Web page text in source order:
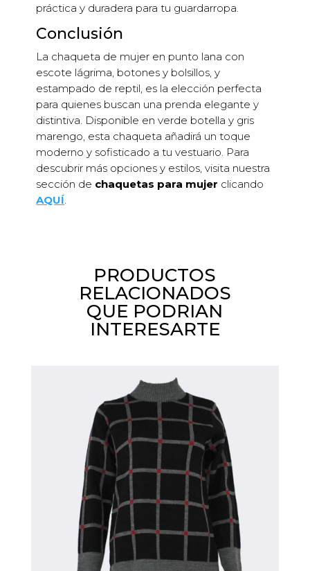
práctica y duradera para tu guardarropa.
Conclusión
La chaqueta de mujer en punto lana con
escote lágrima, botones y bolsillos, y
estampado de reptil, es la elección perfecta
para quienes buscan una prenda elegante y
distintiva. Disponible en verde botella y gris
marengo, esta chaqueta añadirá un toque
moderno y sofisticado a tu vestuario. Para
descubrir más opciones y estilos, visita nuestra
sección de chaquetas para mujer clicando
AQUÍ.
PRODUCTOS
RELACIONADOS
QUE PODRIAN
INTERESARTE